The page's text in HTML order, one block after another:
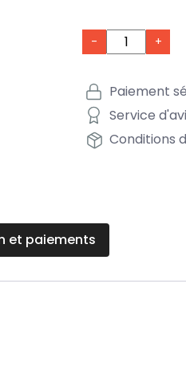
- +
Paiement
Service
Conditions
et paiements